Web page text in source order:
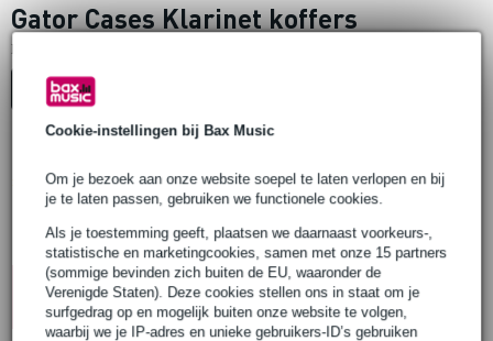
Cookie-instellingen bij Bax Music
Om je bezoek aan onze website soepel te laten verlopen en bij
je te laten passen, gebruiken we functionele cookies.
Als je toestemming geeft, plaatsen we daarnaast voorkeurs-,
statistische en marketingcookies, samen met onze 15 partners
(sommige bevinden zich buiten de EU, waaronder de
Verenigde Staten). Deze cookies stellen ons in staat om je
surfgedrag op en mogelijk buiten onze website te volgen,
waarbij we je IP-adres en unieke gebruikers-ID’s gebruiken
Gator Cases Klarinet koffers
Er is
Top-10
-27%
10% EXTRA
KORTING MET
CODE: EXTRA10
Gator Cases GL-CLARINET-23 softcase
klarinet Bb
Adviesprijs € 78,- € 57,-
Op voorraad